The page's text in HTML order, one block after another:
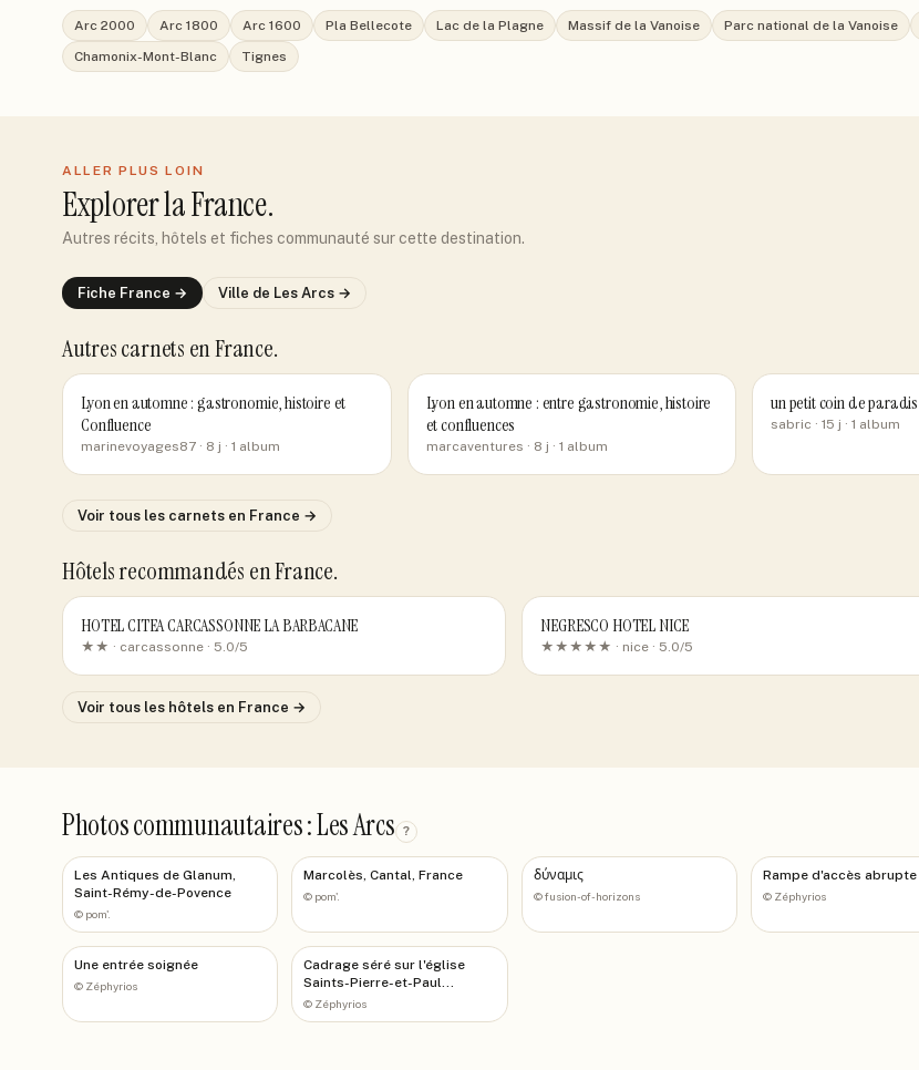
Arc 2000 Arc 1800 Arc 1600 Pla Bellecote Lac de la Plagne Massif de la Vanoise Parc national de la Vanoise
Chamonix-Mont-Blanc
Tignes
ALLER PLUS LOIN
Explorerla France.
Autres récits, hôtels et fiches communauté sur cette destination.
Fiche France → Ville de Les Arcs →
Autres carnets en France.
Lyon en automne : gastronomie, histoire et
Confluence
marinevoyages87 · 8 j · 1 album
Lyon en automne : entre gastronomie, histoire
et confluences
marcaventures · 8 j · 1 album
un petit coin de paradis
sabric · 15 j · 1 album
Voir tous les carnets en France →
Hôtels recommandés en France.
HOTEL CITEA CARCASSONNE LA BARBACANE
★★ · carcassonne · 5.0/5
NEGRESCO HOTEL NICE
★★★★★ · nice · 5.0/5
Voir tous les hôtels en France →
Photos communautaires : Les Arcs ?
Les Antiques de Glanum,
Saint-Rémy-de-Povence
© pom'.
Marcolès, Cantal, France
© pom'.
δύναμις
©fusion-of-horizons
Rampe d'accès abrupte
© Zéphyrios
Une entrée soignée
© Zéphyrios
Cadrage séré sur l'église
Saints-Pierre-et-Paul
d'Obernai
© Zéphyrios